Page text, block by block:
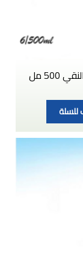
مل